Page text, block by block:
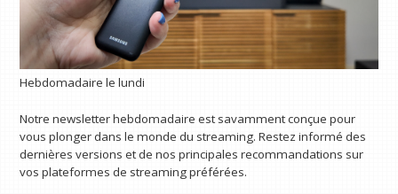
Hebdomadaire le lundi
Notre newsletter hebdomadaire est savamment conçue pour
vous plonger dans le monde du streaming. Restez informé des
dernières versions et de nos principales recommandations sur
vos plateformes de streaming préférées.